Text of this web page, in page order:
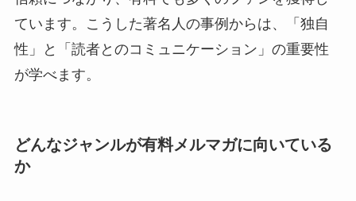
ています。こうした著名人の事例からは、「独自
性」と「読者とのコミュニケーション」の重要性
が学べます。
どんなジャンルが有料メルマガに向いている
か